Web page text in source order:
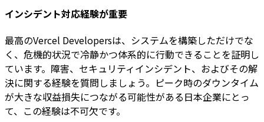
インシデント対応経験が重要
最高のVercel Developersは、システムを構築しただけでな
く、危機的状況で冷静かつ体系的に行動できることを証明し
ています。障害、セキュリティインシデント、およびその解
決に関する経験を質問しましょう。ピーク時のダウンタイム
が大きな収益損失につながる可能性がある日本企業にとっ
て、この経験は不可欠です。